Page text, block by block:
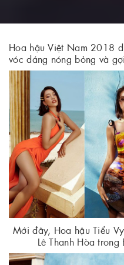
Hoa hậu Việt Nam 2018
vóc dáng nóng bỏng và
Mới đây, Hoa hậu Tiểu
Lê Thanh Hòa trong